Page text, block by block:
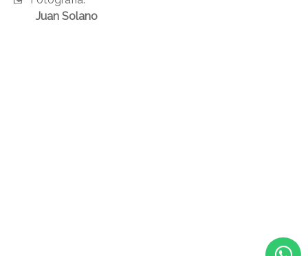
Juan Solano